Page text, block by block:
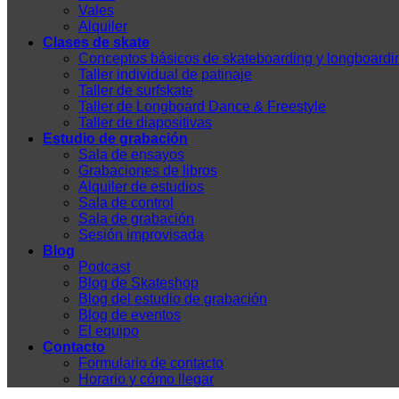
Vales
Alquiler
Clases de skate
Conceptos básicos de skateboarding y
Taller individual de patinaje
Taller de surfskate
Taller de Longboard Dance & Freestyle
Taller de diapositivas
Estudio de grabación
Sala de ensayos
Grabaciones de libros
Alquiler de estudios
Sala de control
Sala de grabación
Sesión improvisada
Blog
Podcast
Blog de Skateshop
Blog del estudio de grabación
Blog de eventos
El equipo
Contacto
Formulario de contacto
Horario y cómo llegar